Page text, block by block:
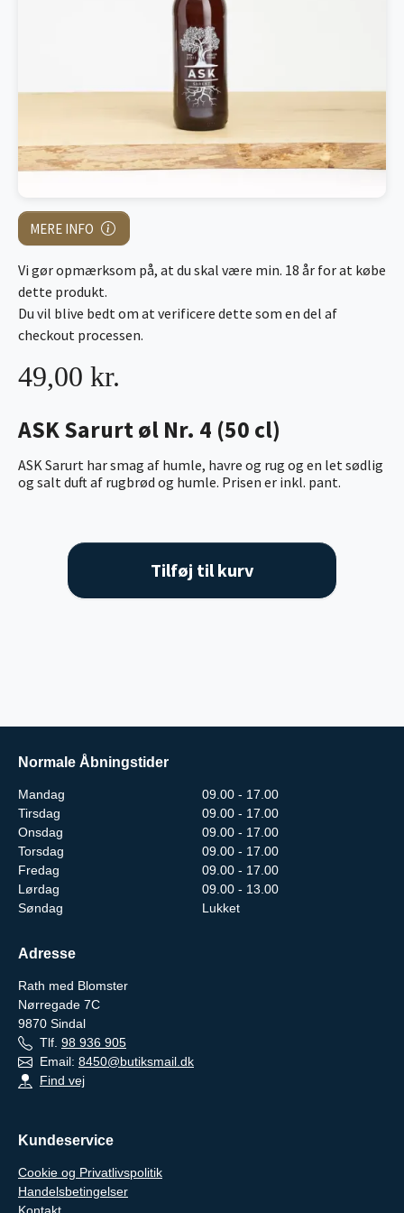
MERE INFO
ASK Sarurt øl Nr. 4 (50 cl)
ASK Sarurt har smag af humle, havre og rug og en let sødlig
og salt duft af rugbrød og humle. Prisen er inkl. pant.
49,00 kr.
Vi gør opmærksom på, at du skal være min. 18 år for at købe
dette produkt.
Du vil blive bedt om at verificere dette som en del af
checkout processen.
Tilføj til kurv
Normale Åbningstider
Mandag
09.00 - 17.00
Tirsdag
09.00 - 17.00
Onsdag
09.00 - 17.00
Torsdag
09.00 - 17.00
Fredag
09.00 - 17.00
Lørdag
09.00 - 13.00
Søndag
Lukket
Adresse
Rath med Blomster
Nørregade 7C
9870 Sindal
Tlf. 98 936 905
Email: 8450@butiksmail.dk
Find vej
Kundeservice
Cookie og Privatlivspolitik
Handelsbetingelser